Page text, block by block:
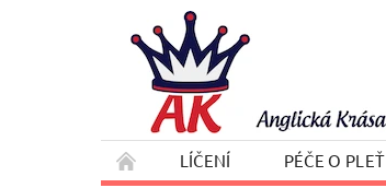
LÍČENÍ PÉČE O PLEŤ